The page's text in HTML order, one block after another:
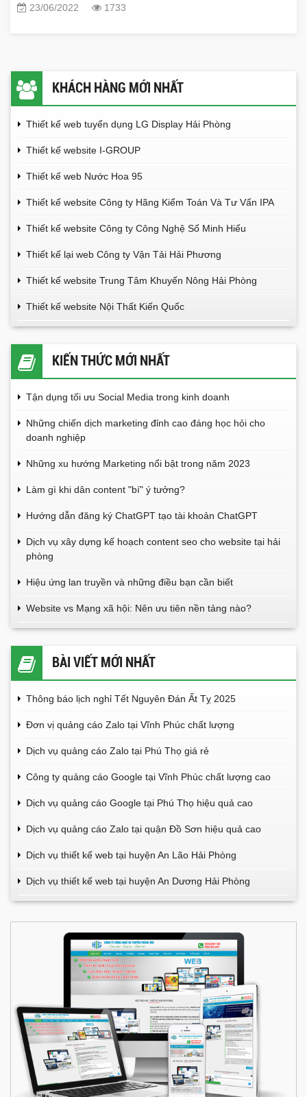
23/06/2022
1733
KHÁCH HÀNG MỚI NHẤT
Thiết kế web tuyển dụng LG Display Hải Phòng
Thiết kế website I-GROUP
Thiết kế web Nước Hoa 95
Thiết kế website Công ty Hãng Kiểm Toán Và Tư Vấn IPA
Thiết kế website Công ty Công Nghệ Số Minh Hiếu
Thiết kế lại web Công ty Vận Tải Hải Phương
Thiết kế website Trung Tâm Khuyến Nông Hải Phòng
Thiết kế website Nội Thất Kiến Quốc
KIẾN THỨC MỚI NHẤT
Tận dụng tối ưu Social Media trong kinh doanh
Những chiến dịch marketing đỉnh cao đáng học hỏi cho
doanh nghiệp
Những xu hướng Marketing nổi bật trong năm 2023
Làm gì khi dân content "bí" ý tưởng?
Hướng dẫn đăng ký ChatGPT tạo tài khoản ChatGPT
Dịch vụ xây dựng kế hoạch content seo cho website tại hải
phòng
Hiệu ứng lan truyền và những điều bạn cần biết
Website vs Mạng xã hội: Nên ưu tiên nền tảng nào?
BÀI VIẾT MỚI NHẤT
Thông báo lịch nghỉ Tết Nguyên Đán Ất Tỵ 2025
Đơn vị quảng cáo Zalo tại Vĩnh Phúc chất lượng
Dịch vụ quảng cáo Zalo tại Phú Thọ giá rẻ
Công ty quảng cáo Google tại Vĩnh Phúc chất lượng cao
Dịch vụ quảng cáo Google tại Phú Thọ hiệu quả cao
Dịch vụ quảng cáo Zalo tại quận Đồ Sơn hiệu quả cao
Dịch vụ thiết kế web tại huyện An Lão Hải Phòng
Dịch vụ thiết kế web tại huyện An Dương Hải Phòng